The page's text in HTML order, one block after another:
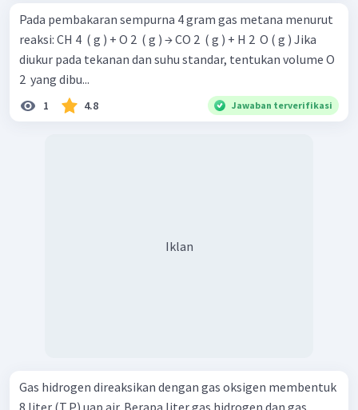
Pada pembakaran sempurna 4 gram gas metana menurut
reaksi: CH 4 ​ ( g ) + O 2 ​ ( g ) → CO 2 ​ ( g ) + H 2 ​ O ( g ) Jika
diukur pada tekanan dan suhu standar, tentukan volume O
2 ​ yang dibu...
1 4.8 Jawaban terverifikasi
Iklan
Gas hidrogen direaksikan dengan gas oksigen membentuk
8 liter (T,P) uap air. Berapa liter gas hidrogen dan gas